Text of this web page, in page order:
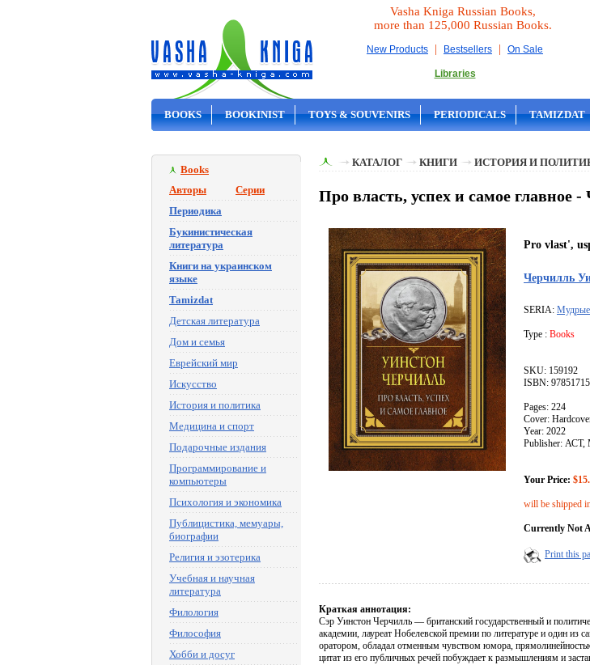
Vasha Kniga Russian Books,
more than 125,000 Russian Books.
New Products | Bestsellers | On Sale
Libraries
BOOKS BOOKINIST TOYS & SOUVENIRS PERIODICALS TAMIZDAT
Books
Авторы
Серии
Периодика
Букинистическая
литература
Книги на украинском
языке
Tamizdat
Детская литература
Дом и семья
Еврейский мир
Искусство
История и политика
Медицина и спорт
Подарочные издания
Программирование и
компьютеры
Психология и экономика
Публицистика, мемуары,
биографии
Религия и эзотерика
Учебная и научная
литература
Филология
Философия
Хобби и досуг
КАТАЛОГ КНИГИ ИСТОРИЯ И
Про власть, успех и самое главное
Pro vlast',
Черчилль
SERIA: Мудрые
Type : Books
SKU: 159192
ISBN:
Pages: 224
Cover:
Year: 2022
Publisher:
Your Price:
will be shipped
Currently Not
Print this
Краткая аннотация:
Сэр Уинстон Черчилль — британский государственный и
академии, лауреат Нобелевской премии по литературе и один
оратором, обладал отменным чувством юмора,
цитат из его публичных речей побуждает к размышлениям и